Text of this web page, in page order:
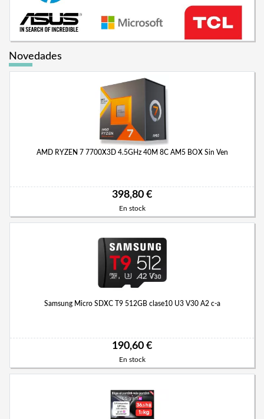
Novedades
AMD RYZEN 7 7700X3D 4.5GHz 40M 8C AM5 BOX Sin Ven
398,80 €
En stock
Samsung Micro SDXC T9 512GB clase10 U3 V30 A2 c-a
190,60 €
En stock